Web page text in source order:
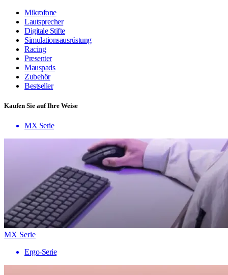
Mikrofone
Lautsprecher
Digitale Stifte
Simulationsausrüstung
Racing
Presenter
Mauspads
Zubehör
Bestseller
Kaufen Sie auf Ihre Weise
MX Serie
MX Serie
Ergo-Serie